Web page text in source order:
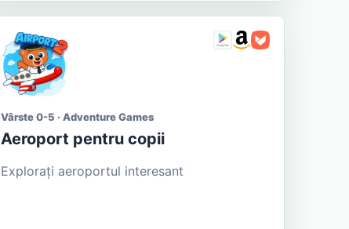
Vârste 0-5 · Adventure Games
Aeroport pentru copii
Explorați aeroportul interesant